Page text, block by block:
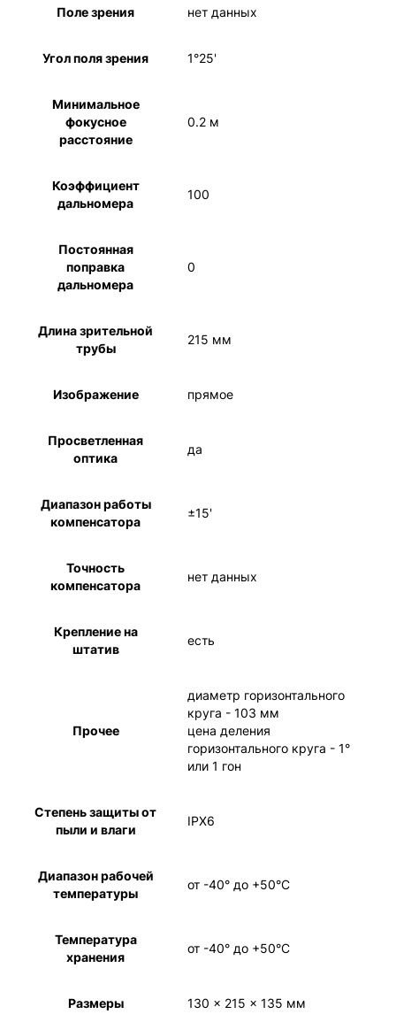
Поле зрения нет данных
Угол поля зрения 1°25'
Минимальное
фокусное
расстояние
0.2 м
Коэффициент
дальномера
100
Постоянная
поправка
дальномера
0
Длина зрительной
трубы
215 мм
Изображение прямое
Просветленная
оптика
да
Диапазон работы
компенсатора
±15'
Точность
компенсатора
нет данных
Крепление на
штатив
есть
Прочее
диаметр горизонтального
круга - 103 мм
цена деления
горизонтального круга - 1°
или 1 гон
Степень защиты от
пыли и влаги
IPX6
Диапазон рабочей
температуры
от -40° до +50°С
Температура
хранения
от -40° до +50°С
Размеры 130 x 215 x 135 мм